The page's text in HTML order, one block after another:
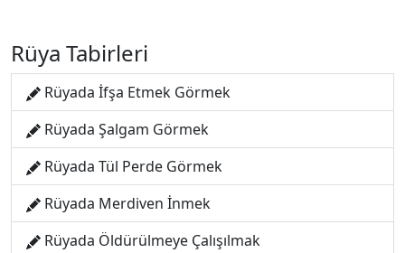
Rüya Tabirleri
Rüyada İfşa Etmek Görmek
Rüyada Şalgam Görmek
Rüyada Tül Perde Görmek
Rüyada Merdiven İnmek
Rüyada Öldürülmeye Çalışılmak